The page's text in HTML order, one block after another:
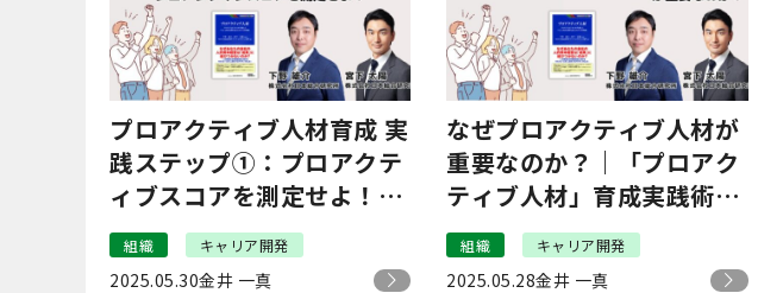
プロアクティブ人材育成 実
践ステップ①：プロアクテ
ィブスコアを測定せよ！｜
「プロアクティブ人材」育
成実践術 #3
組織 キャリア開発
2025.05.30金井 一真
なぜプロアクティブ人材が
重要なのか？｜「プロアク
ティブ人材」育成実践術
#2組織 キャリア開発
2025.05.28金井 一真